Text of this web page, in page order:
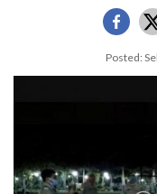
Posted: